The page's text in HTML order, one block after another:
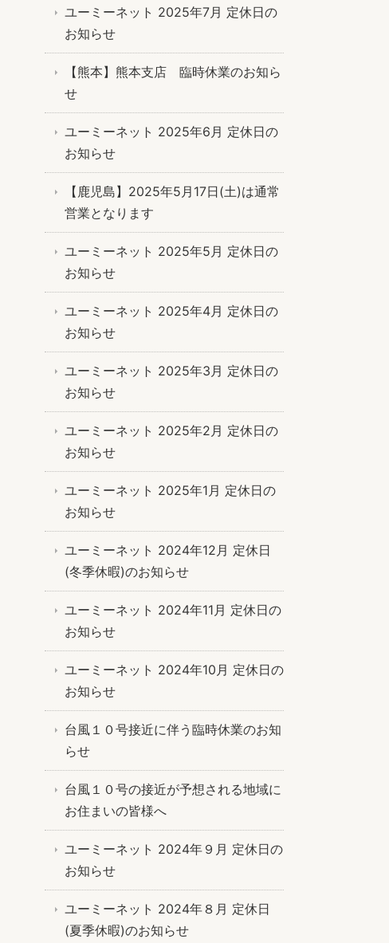
ユーミーネット 2025年7月 定休日の
お知らせ
【熊本】熊本支店 臨時休業のお知ら
せ
ユーミーネット 2025年6月 定休日の
お知らせ
【鹿児島】2025年5月17日(土)は通常
営業となります
ユーミーネット 2025年5月 定休日の
お知らせ
ユーミーネット 2025年4月 定休日の
お知らせ
ユーミーネット 2025年3月 定休日の
お知らせ
ユーミーネット 2025年2月 定休日の
お知らせ
ユーミーネット 2025年1月 定休日の
お知らせ
ユーミーネット 2024年12月 定休日
(冬季休暇)のお知らせ
ユーミーネット 2024年11月 定休日の
お知らせ
ユーミーネット 2024年10月 定休日の
お知らせ
台風１０号接近に伴う臨時休業のお知
らせ
台風１０号の接近が予想される地域に
お住まいの皆様へ
ユーミーネット 2024年９月 定休日の
お知らせ
ユーミーネット 2024年８月 定休日
(夏季休暇)のお知らせ